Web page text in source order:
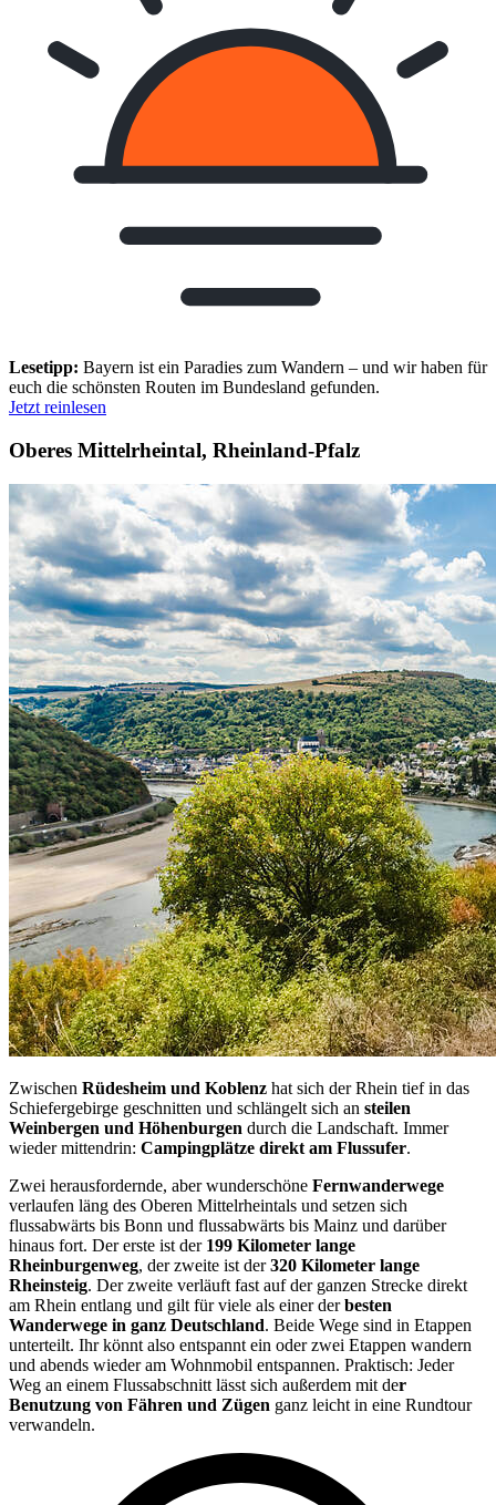
Lesetipp: Bayern ist ein Paradies zum Wandern – und wir haben für
euch die schönsten Routen im Bundesland gefunden.
Jetzt reinlesen
Oberes Mittelrheintal, Rheinland-Pfalz
Zwischen Rüdesheim und Koblenz hat sich der Rhein tief in das
Schiefergebirge geschnitten und schlängelt sich an steilen
Weinbergen und Höhenburgen durch die Landschaft. Immer
wieder mittendrin: Campingplätze direkt am Flussufer.
Zwei herausfordernde, aber wunderschöne Fernwanderwege
verlaufen läng des Oberen Mittelrheintals und setzen sich
flussabwärts bis Bonn und flussabwärts bis Mainz und darüber
hinaus fort. Der erste ist der 199 Kilometer lange
Rheinburgenweg, der zweite ist der320 Kilometer lange
Rheinsteig. Der zweite verläuft fast auf der ganzen Strecke direkt
am Rhein entlang und gilt für viele als einer derbesten
Wanderwege in ganz Deutschland. Beide Wege sind in Etappen
unterteilt. Ihr könnt also entspannt ein oder zwei Etappen wandern
und abends wieder am Wohnmobil entspannen. Praktisch: Jeder
Weg an einem Flussabschnitt lässt sich außerdem mit der
Benutzung von Fähren und Zügen ganz leicht in eine Rundtour
verwandeln.